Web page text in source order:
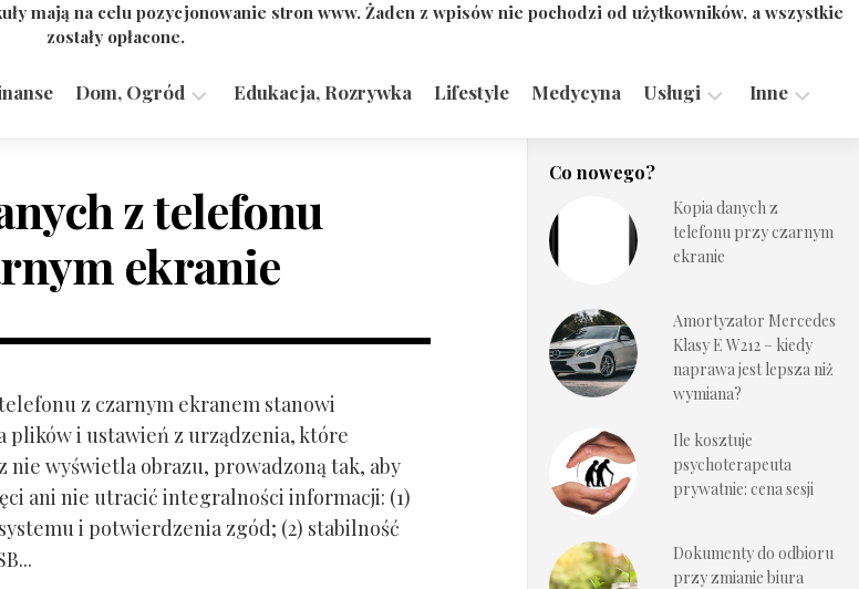
mają na celu pozycjonowanie stron www. Żaden z wpisów nie pochodzi od użytkowników, a wszystkie
zostały opłacone.
Dom, Ogród Edukacja, Rozrywka Lifestyle Medycyna Usługi
Technologie
Inne
z telefonu
ekranie
z czarnym ekranem stanowi
plików i ustawień z urządzenia, które
nie wyświetla obrazu, prowadzoną tak, aby
ani nie utracić integralności informacji: (1)
i potwierdzenia zgód; (2) stabilność
Co nowego?
Kopia danych z
telefonu przy czarnym
ekranie
Amortyzator Mercedes
Klasy E W212 – kiedy
naprawa jest lepsza niż
wymiana?
Ile kosztuje
psychoterapeuta
prywatnie: cena sesji
Dokumenty do odbioru
przy zmianie biura